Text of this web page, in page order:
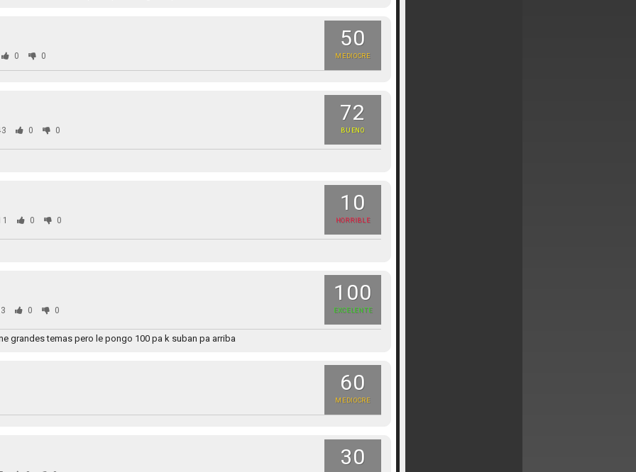
50
MEDIOCRE
0 0
72
BUENO
0 0
10
HORRIBLE
0 0
100
EXCELENTE
0 0
grandes temas pero le pongo 100 pa k suban pa arriba
60
MEDIOCRE
30